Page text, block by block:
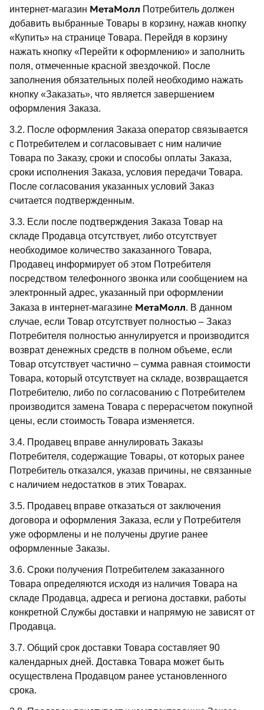
интернет-магазин МетаМолл Потребитель должен
добавить выбранные Товары в корзину, нажав кнопку
«Купить» на странице Товара. Перейдя в корзину
нажать кнопку «Перейти к оформлению» и заполнить
поля, отмеченные красной звездочкой. После
заполнения обязательных полей необходимо нажать
кнопку «Заказать», что является завершением
оформления Заказа.
3.2. После оформления Заказа оператор связывается
с Потребителем и согласовывает с ним наличие
Товара по Заказу, сроки и способы оплаты Заказа,
сроки исполнения Заказа, условия передачи Товара.
После согласования указанных условий Заказ
считается подтвержденным.
3.3. Если после подтверждения Заказа Товар на
складе Продавца отсутствует, либо отсутствует
необходимое количество заказанного Товара,
Продавец информирует об этом Потребителя
посредством телефонного звонка или сообщением на
электронный адрес, указанный при оформлении
Заказа в интернет-магазине МетаМолл. В данном
случае, если Товар отсутствует полностью – Заказ
Потребителя полностью аннулируется и производится
возврат денежных средств в полном объеме, если
Товар отсутствует частично – сумма равная стоимости
Товара, который отсутствует на складе, возвращается
Потребителю, либо по согласованию с Потребителем
производится замена Товара с перерасчетом покупной
цены, если стоимость Товара изменяется.
3.4. Продавец вправе аннулировать Заказы
Потребителя, содержащие Товары, от которых ранее
Потребитель отказался, указав причины, не связанные
с наличием недостатков в этих Товарах.
3.5. Продавец вправе отказаться от заключения
договора и оформления Заказа, если у Потребителя
уже оформлены и не получены другие ранее
оформленные Заказы.
3.6. Сроки получения Потребителем заказанного
Товара определяются исходя из наличия Товара на
складе Продавца, адреса и региона доставки, работы
конкретной Службы доставки и напрямую не зависят от
Продавца.
3.7. Общий срок доставки Товара составляет 90
календарных дней. Доставка Товара может быть
осуществлена Продавцом ранее установленного
срока.